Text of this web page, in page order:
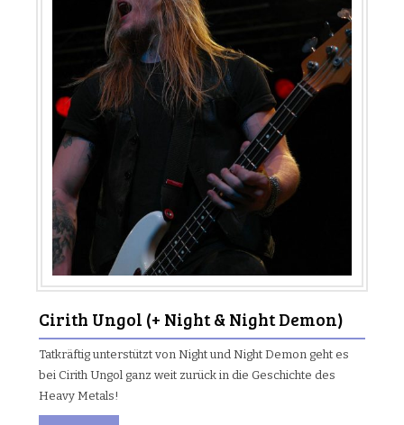
Cirith Ungol (+ Night & Night Demon)
Tatkräftig unterstützt von Night und Night Demon geht es
bei Cirith Ungol ganz weit zurück in die Geschichte des
Heavy Metals!